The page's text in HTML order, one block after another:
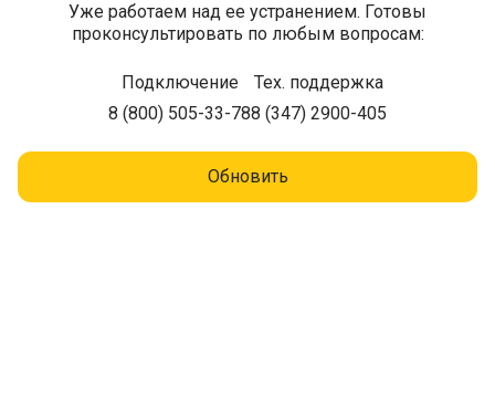
Уже работаем над ее устранением. Готовы
проконсультировать по любым вопросам:
Подключение
8 (800) 505-33-78
Тех. поддержка
8 (347) 2900-405
Обновить